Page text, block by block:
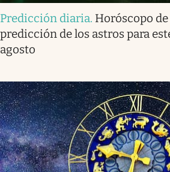
Predicción diaria. Horóscopo
predicción de los astros para
agosto